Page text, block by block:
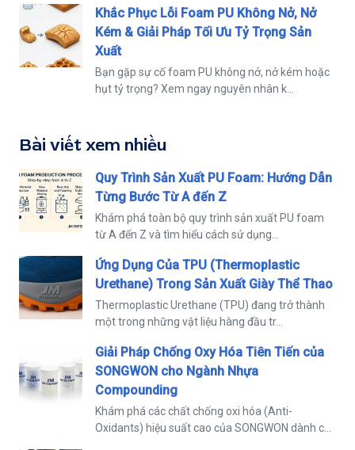
Khắc Phục Lỗi Foam PU Không Nở, Nở
Kém & Giải Pháp Tối Ưu Tỷ Trọng Sản
Xuất
Bạn gặp sự cố foam PU không nở, nở kém hoặc
hụt tỷ trọng? Xem ngay nguyên nhân k...
Bài viết xem nhiều
Quy Trình Sản Xuất PU Foam: Hướng Dẫn
Từng Bước Từ A đến Z
Khám phá toàn bộ quy trình sản xuất PU foam
từ A đến Z và tìm hiểu cách sử dụng...
Ứng Dụng Của TPU (Thermoplastic
Urethane) Trong Sản Xuất Giày Thể Thao
Thermoplastic Urethane (TPU) đang trở thành
một trong những vật liệu hàng đầu tr...
Giải Pháp Chống Oxy Hóa Tiên Tiến của
SONGWON cho Ngành Nhựa
Compounding
Khám phá các chất chống oxi hóa (Anti-
Oxidants) hiệu suất cao của SONGWON dành c...